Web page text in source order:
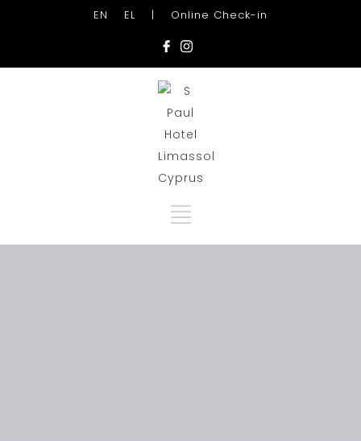
EN EL | Online Check-in